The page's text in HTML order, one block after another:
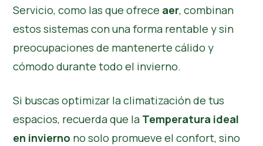
Servicio, como las que ofrece aer, combinan
estos sistemas con una forma rentable y sin
preocupaciones de mantenerte cálido y
cómodo durante todo el invierno.
Si buscas optimizar la climatización de tus
espacios, recuerda que la Temperatura ideal
en invierno no solo promueve el confort, sino